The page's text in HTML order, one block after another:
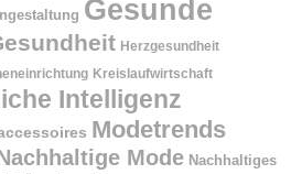
Gesunde
Herzgesundheit
Kreislaufwirtschaft
Intelligenz
Modetrends
Mode Nachhaltiges